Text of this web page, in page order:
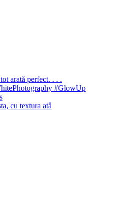
cu textura atâ